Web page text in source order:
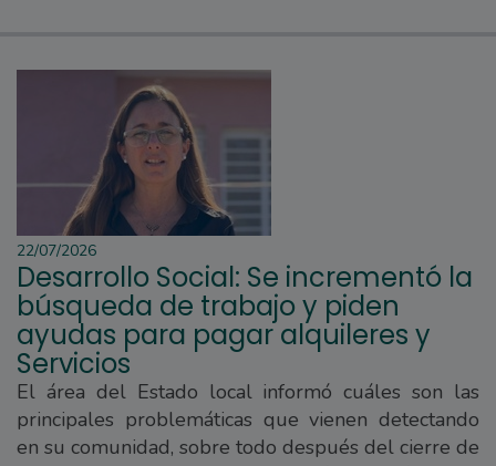
22/07/2026
Desarrollo Social: Se incrementó la
búsqueda de trabajo y piden
ayudas para pagar alquileres y
Servicios
El área del Estado local informó cuáles son las
principales problemáticas que vienen detectando
en su comunidad, sobre todo después del cierre de